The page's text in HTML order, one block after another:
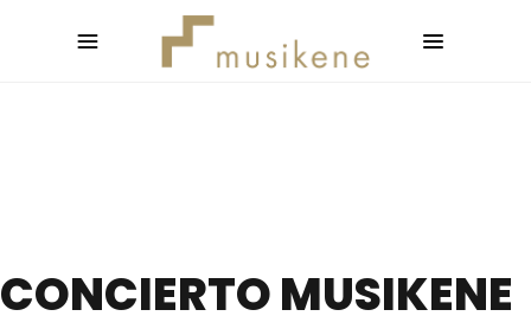
CONCIERTO MUSIKENE